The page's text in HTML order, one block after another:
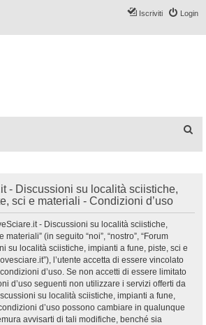
Login
Iscriviti
- Discussioni su località sciistiche,
sci e materiali - Condizioni d’uso
- Discussioni su località sciistiche,
(in seguito “noi”, “nostro”, “Forum
su località sciistiche, impianti a fune, piste, sci e
l’utente accetta di essere vincolato
d’uso. Se non accetti di essere limitato
d’uso seguenti non utilizzare i servizi offerti da
su località sciistiche, impianti a fune,
d’uso possono cambiare in qualunque
avvisarti di tali modifiche, benché sia